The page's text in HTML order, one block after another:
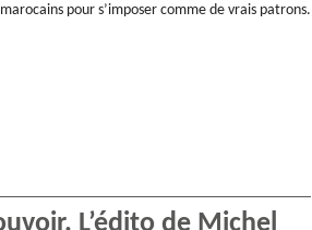
pour s’imposer comme de vrais patrons.
L’édito de Michel